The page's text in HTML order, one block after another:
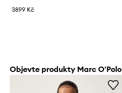
3899 Kč
Objevte produkty Marc O'Polo